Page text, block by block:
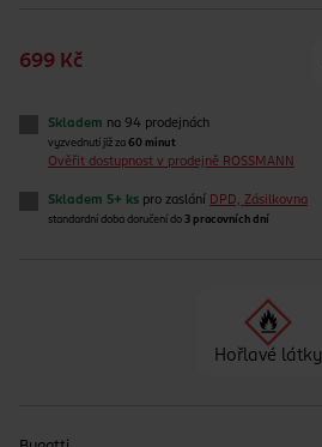
699 Kč
Skladem na 94 prodejnách
vyzvednutí již za 60 minut
Ověřit dostupnost v prodejně ROSSMANN
Skladem 5+ ks pro zaslání DPD, Zásilkovna
standardní doba doručení do 3 pracovních dní
Hořlavé látky